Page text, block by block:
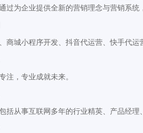
过为企业提供全新的营销理念与营销系
城小程序开发、抖音代运营、快手代运
，专业成就未来。
从事互联网多年的行业精英、产品经理